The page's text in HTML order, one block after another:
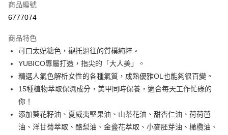
超商取貨付款
Apple Pay
街口支付
悠遊付
運送方式
全家取貨付款
商品編號
6777074
商品特色
可口太妃糖色，襯托過往的質樸純粹。
YUBICO專屬打造，指尖的「大人美」。
精選人氣色解析女性的各種氣質，成熟優雅OL也能夠很百變。
15種植物萃取保濕成分，美甲同時保養，適合每天工作忙碌的
你！
添加葵花籽油、夏威夷堅果油、山茶花油、甜杏仁油、荷荷芭
油、洋甘菊萃取、酪梨油、金盞花萃取、小麥胚芽油、橄欖油、